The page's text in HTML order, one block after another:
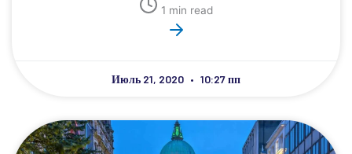
1 min read
Июль 21, 2020 10:27 пп